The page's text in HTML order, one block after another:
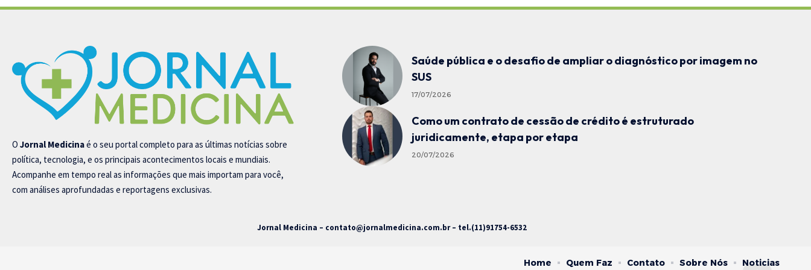
O Jornal Medicinaé o seu portal completo para as últimas notícias sobre
política, tecnologia, e os principais acontecimentos locais e mundiais.
Acompanhe em tempo real as informações que mais importam para você,
com análises aprofundadas e reportagens exclusivas.
Saúde pública e o desafio de ampliar o diagnóstico por imagem no
SUS
17/07/2026
Como um contrato de cessão de crédito é estruturado
juridicamente, etapa por etapa
20/07/2026
Jornal Medicina – contato@jornalmedicina.com.br– tel.(11)91754-6532
Home Quem Faz Contato Sobre Nós Noticias